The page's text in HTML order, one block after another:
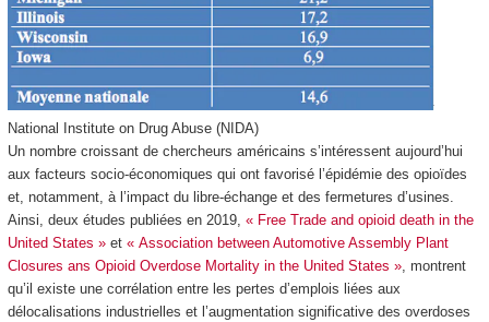
National Institute on Drug Abuse (NIDA)
Un nombre croissant de chercheurs américains s’intéressent aujourd’hui
aux facteurs socio-économiques qui ont favorisé l’épidémie des opioïdes
et, notamment, à l’impact du libre-échange et des fermetures d’usines.
Ainsi, deux études publiées en 2019, « Free Trade and opioid death in the
United States »et « Association between Automotive Assembly Plant
Closures ans Opioid Overdose Mortality in the United States », montrent
qu’il existe une corrélation entre les pertes d’emplois liées aux
délocalisations industrielles et l’augmentation significative des overdoses